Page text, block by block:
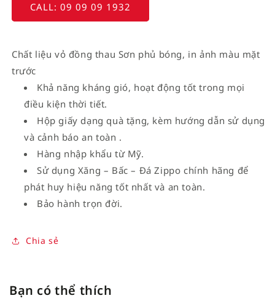
CALL: 09 09 09 1932
Chất liệu vỏ đồng thau Sơn phủ bóng, in ảnh màu mặt
trước
Khả năng kháng gió, hoạt động tốt trong mọi
điều kiện thời tiết.
Hộp giấy dạng quà tặng, kèm hướng dẫn sử dụng
và cảnh báo an toàn .
Hàng nhập khẩu từ Mỹ.
Sử dụng Xăng – Bấc – Đá Zippo chính hãng để
phát huy hiệu năng tốt nhất và an toàn.
Bảo hành trọn đời.
Chia sẻ
Bạn có thể thích